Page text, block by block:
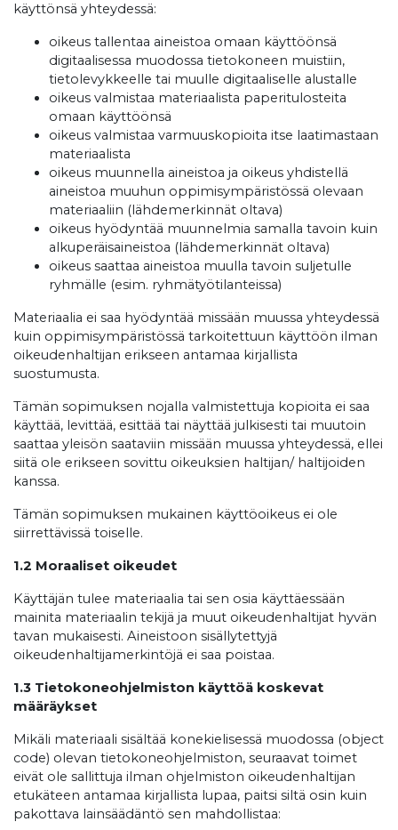
käyttönsä yhteydessä:
oikeus tallentaa aineistoa omaan käyttöönsä
digitaalisessa muodossa tietokoneen muistiin,
tietolevykkeelle tai muulle digitaaliselle alustalle
oikeus valmistaa materiaalista paperitulosteita
omaan käyttöönsä
oikeus valmistaa varmuuskopioita itse laatimastaan
materiaalista
oikeus muunnella aineistoa ja oikeus yhdistellä
aineistoa muuhun oppimisympäristössä olevaan
materiaaliin (lähdemerkinnät oltava)
oikeus hyödyntää muunnelmia samalla tavoin kuin
alkuperäisaineistoa (lähdemerkinnät oltava)
oikeus saattaa aineistoa muulla tavoin suljetulle
ryhmälle (esim. ryhmätyötilanteissa)
Materiaalia ei saa hyödyntää missään muussa yhteydessä
kuin oppimisympäristössä tarkoitettuun käyttöön ilman
oikeudenhaltijan erikseen antamaa kirjallista
suostumusta.
Tämän sopimuksen nojalla valmistettuja kopioita ei saa
käyttää, levittää, esittää tai näyttää julkisesti tai muutoin
saattaa yleisön saataviin missään muussa yhteydessä, ellei
siitä ole erikseen sovittu oikeuksien haltijan/ haltijoiden
kanssa.
Tämän sopimuksen mukainen käyttöoikeus ei ole
siirrettävissä toiselle.
1.2 Moraaliset oikeudet
Käyttäjän tulee materiaalia tai sen osia käyttäessään
mainita materiaalin tekijä ja muut oikeudenhaltijat hyvän
tavan mukaisesti. Aineistoon sisällytettyjä
oikeudenhaltijamerkintöjä ei saa poistaa.
1.3 Tietokoneohjelmiston käyttöä koskevat
määräykset
Mikäli materiaali sisältää konekielisessä muodossa (object
code) olevan tietokoneohjelmiston, seuraavat toimet
eivät ole sallittuja ilman ohjelmiston oikeudenhaltijan
etukäteen antamaa kirjallista lupaa, paitsi siltä osin kuin
pakottava lainsäädäntö sen mahdollistaa: